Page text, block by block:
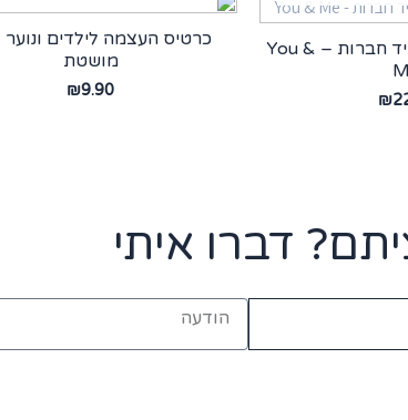
כרטיס ברכה – צמיד חברות – You &
₪
כרטיס העצמה לילדים ונוער
מושטת
₪9.90
דברו איתי